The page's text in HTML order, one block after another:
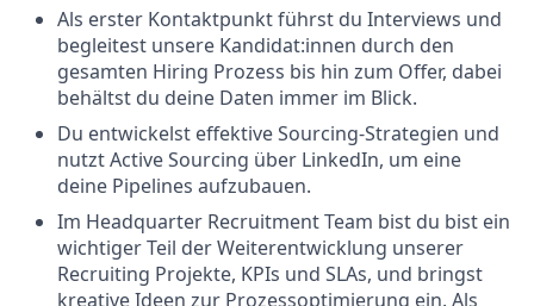
Als erster Kontaktpunkt führst du Interviews und
begleitest unsere Kandidat:innen durch den
gesamten Hiring Prozess bis hin zum Offer, dabei
behältst du deine Daten immer im Blick.
Du entwickelst effektive Sourcing-Strategien und
nutzt Active Sourcing über LinkedIn, um eine
deine Pipelines aufzubauen.
Im Headquarter Recruitment Team bist du bist ein
wichtiger Teil der Weiterentwicklung unserer
Recruiting Projekte, KPIs und SLAs, und bringst
kreative Ideen zur Prozessoptimierung ein. Als